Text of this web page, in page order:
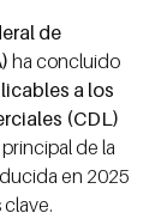
de
ha concluido
a los
(CDL)
de la
en 2025